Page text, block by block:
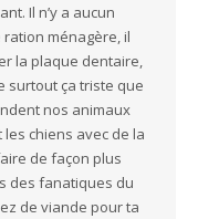
Il n’y a aucun
ménagère, il
la plaque dentaire,
surtout ça triste que
nos animaux
chiens avec de la
de façon plus
des fanatiques du
de viande pour ta